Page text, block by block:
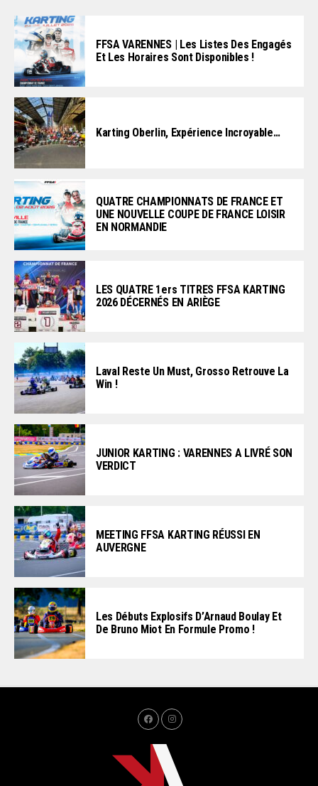
FFSA VARENNES | Les Listes Des Engagés
Et Les Horaires Sont Disponibles !
Karting Oberlin, Expérience Incroyable…
QUATRE CHAMPIONNATS DE FRANCE ET
UNE NOUVELLE COUPE DE FRANCE LOISIR
EN NORMANDIE
LES QUATRE 1ers TITRES FFSA KARTING
2026 DÉCERNÉS EN ARIÈGE
Laval Reste Un Must, Grosso Retrouve La
Win !
JUNIOR KARTING : VARENNES A LIVRÉ SON
VERDICT
MEETING FFSA KARTING RÉUSSI EN
AUVERGNE
Les Débuts Explosifs D’Arnaud Boulay Et
De Bruno Miot En Formule Promo !